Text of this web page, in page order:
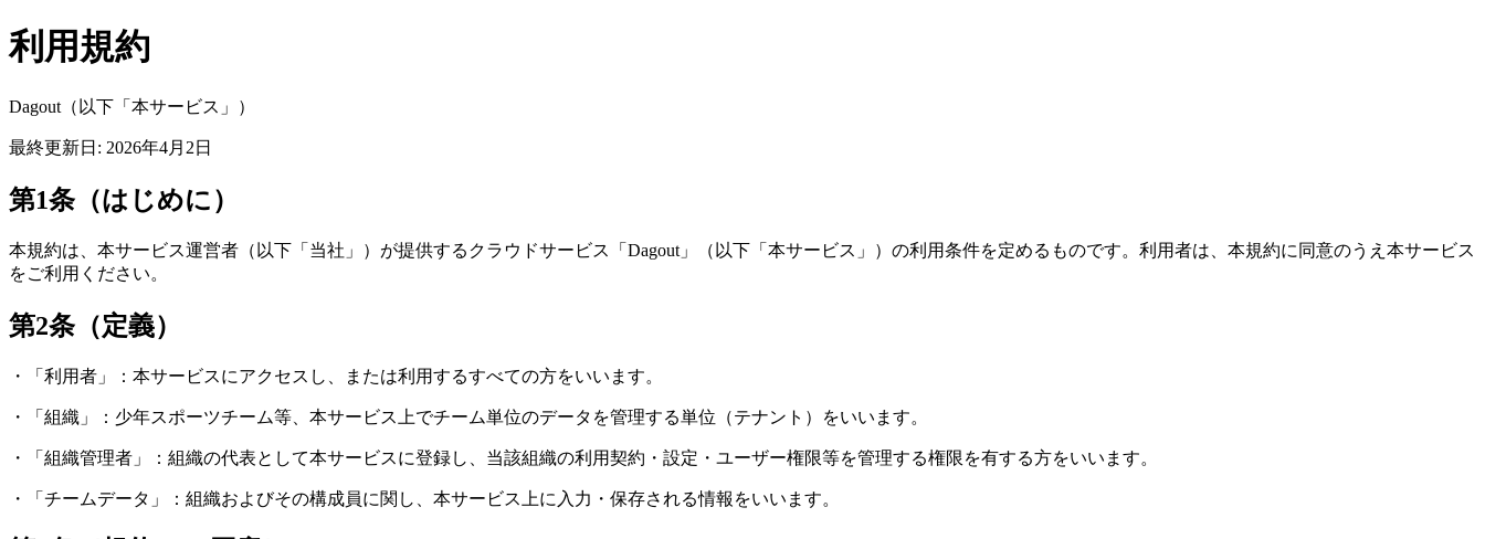
利用規約
Dagout （以下「本サービス」）
最終更新日: 2026年4月2日
第1条（はじめに）
本規約は、本サービス運営者（以下「当社」）が提供するクラウドサービス「Dagout」（以下「本サービス」）の利用条件を定めるものです。利用者は、本規約に同意のうえ本サービス
をご利用ください。
第2条（定義）
・「利用者」：本サービスにアクセスし、または利用するすべての方をいいます。
・「組織」：少年スポーツチーム等、本サービス上でチーム単位のデータを管理する単位（テナント）をいいます。
・「組織管理者」：組織の代表として本サービスに登録し、当該組織の利用契約・設定・ユーザー権限等を管理する権限を有する方をいいます。
・「チームデータ」：組織およびその構成員に関し、本サービス上に入力・保存される情報をいいます。